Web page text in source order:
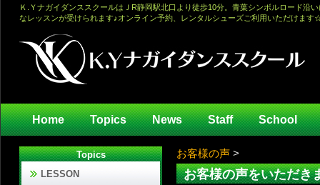
Ｋ.ＹナガイダンススクールはＪR静岡駅北口より徒歩10分。青葉シンボルロード沿
なレッスンが受けられます♪オンライン予約、レンタルシューズご利用いただけます
Home Topics News Staff School
Topics
LESSON
お客様の声 >
お客様の声をいただき